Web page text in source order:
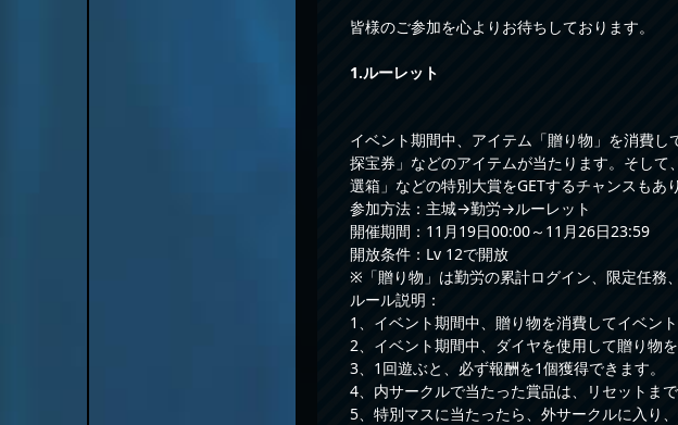
皆様のご参加を心よりお待ちしております。
1.ルーレット
イベント期間中、アイテム「贈り物」を消費
探宝券」などのアイテムが当たります。そし
選箱」などの特別大賞をGETするチャンスもあ
参加方法：主城→勤労→ルーレット
開催期間：11月19日00:00～11月26日23:59
開放条件：Lv 12で開放
※「贈り物」は勤労の累計ログイン、限定任務
ルール説明：
1、イベント期間中、贈り物を消費してイベント
2、イベント期間中、ダイヤを使用して贈り物を
3、1回遊ぶと、必ず報酬を1個獲得できます。
4、内サークルで当たった賞品は、リセットまで
5、特別マスに当たったら、外サークルに入り